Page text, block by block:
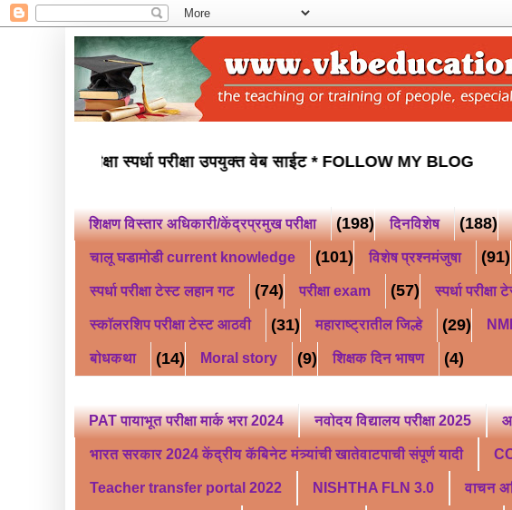
परीक्षा स्कॉलरशिप परीक्षा स्पर्धा परीक्षा उपयुक्त वेब साईट *FOLLOW MY
शिक्षण विस्तार अधिकारी/केंद्रप्रमुख परीक्षा (198) दिनविशेष (188)
चालू घडामोडी current knowledge (101) विशेष प्रश्नमंजुषा (91)
स्पर्धा परीक्षा टेस्ट लहान गट (74) परीक्षा exam (57) स्पर्धा परीक्षा
स्कॉलरशिप परीक्षा टेस्ट आठवी (31) महाराष्ट्रातील जिल्हे (29)
बोधकथा (14) Moral story (9) शिक्षक दिन भाषण (4)
PAT पायाभूत परीक्षा मार्क भरा 2024 नवोदय विद्यालय परीक्षा 2025
भारत सरकार 2024 केंद्रीय कॅबिनेट मंत्र्यांची खातेवाटपाची संपूर्ण यादी
Teacher transfer portal 2022 NISHTHA FLN 3.0 वाचन